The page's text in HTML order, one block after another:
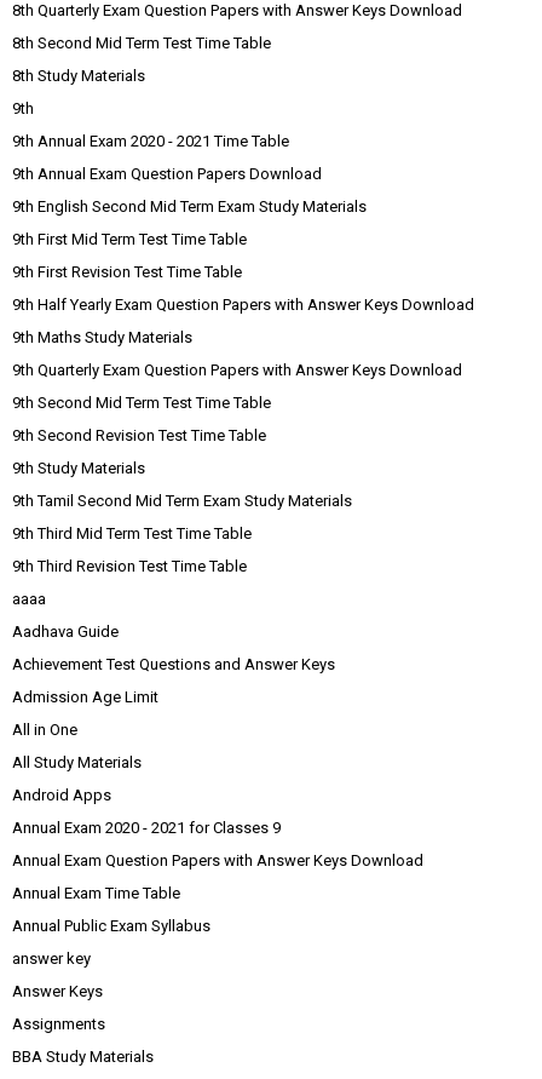
8th Quarterly Exam Question Papers with Answer Keys Download
8th Second Mid Term Test Time Table
8th Study Materials
9th
9th Annual Exam 2020 - 2021 Time Table
9th Annual Exam Question Papers Download
9th English Second Mid Term Exam Study Materials
9th First Mid Term Test Time Table
9th First Revision Test Time Table
9th Half Yearly Exam Question Papers with Answer Keys Download
9th Maths Study Materials
9th Quarterly Exam Question Papers with Answer Keys Download
9th Second Mid Term Test Time Table
9th Second Revision Test Time Table
9th Study Materials
9th Tamil Second Mid Term Exam Study Materials
9th Third Mid Term Test Time Table
9th Third Revision Test Time Table
aaaa
Aadhava Guide
Achievement Test Questions and Answer Keys
Admission Age Limit
All in One
All Study Materials
Android Apps
Annual Exam 2020 - 2021 for Classes 9
Annual Exam Question Papers with Answer Keys Download
Annual Exam Time Table
Annual Public Exam Syllabus
answer key
Answer Keys
Assignments
BBA Study Materials